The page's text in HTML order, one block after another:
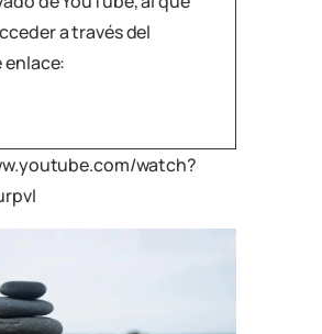
a través del
watch?